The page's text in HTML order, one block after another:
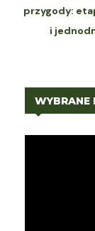
przygody:
i
WYBRANE